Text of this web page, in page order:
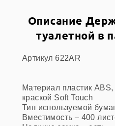
Описание
туалетной в
Артикул 622AR
Материал пластик
краской Soft Touch
Тип используемой
Вместимость – 400